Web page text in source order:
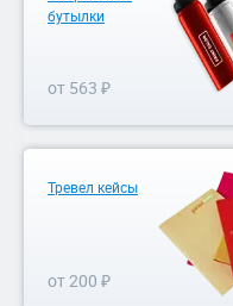
бутылки
от 563 ₽
Тревел кейсы
от 200 ₽